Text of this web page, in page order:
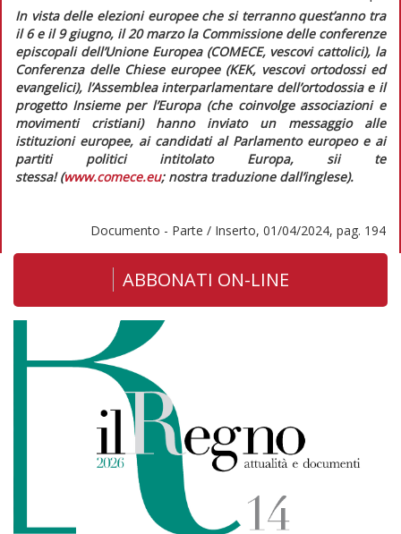
In vista delle elezioni europee che si terranno quest’anno tra
il 6 e il 9 giugno, il 20 marzo la Commissione delle conferenze
episcopali dell’Unione Europea (COMECE, vescovi cattolici), la
Conferenza delle Chiese europee (KEK, vescovi ortodossi ed
evangelici), l’Assemblea interparlamentare dell’ortodossia e il
progetto Insieme per l’Europa (che coinvolge associazioni e
movimenti cristiani) hanno inviato un messaggio alle
istituzioni europee, ai candidati al Parlamento europeo e ai
partiti politici intitolato Europa, sii te
stessa!(www.comece.eu; nostra traduzione dall’inglese).
Documento - Parte / Inserto, 01/04/2024, pag. 194
ABBONATI ON-LINE